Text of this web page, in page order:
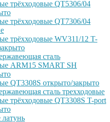
трёхходовые QT5306/04
трёхходовые QT7306/04
трёхходовые WV311/12 T-
сталь
ARM15 SMART SH
QT3308S открыто/закрыто
сталь трехходовые
трёхходовые QT3308S T-port